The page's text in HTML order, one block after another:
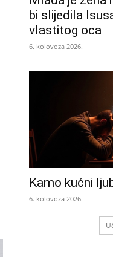
bi slijedila
vlastitog oca
6. kolovoza 2026.
Kamo kućni
6. kolovoza 2026.